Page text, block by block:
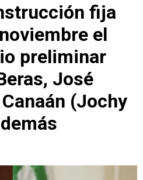
fija
el
preliminar
José
(Jochy